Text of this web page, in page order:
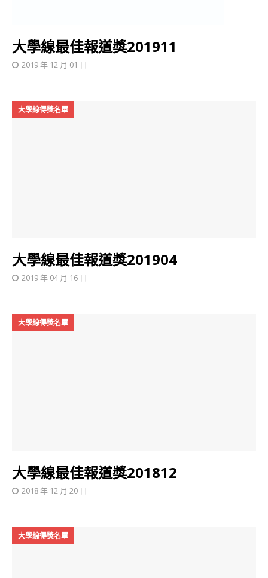
大學線最佳報道獎201911
2019 年 12 月 01 日
大學線得獎名單
大學線最佳報道獎201904
2019 年 04 月 16 日
大學線得獎名單
大學線最佳報道獎201812
2018 年 12 月 20 日
大學線得獎名單